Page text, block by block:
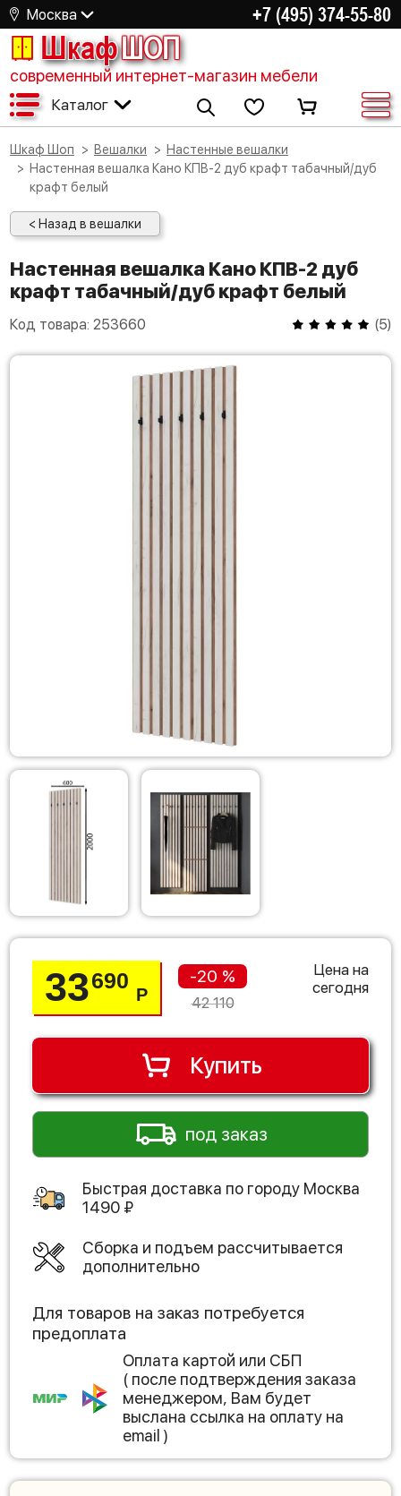
Москва +7 (495) 374-55-80
ШкафШОП
современный интернет-магазин мебели
Каталог
Шкаф Шоп Вешалки
Настенные вешалки
Настенная вешалка Кано КПВ-2 дуб крафт табачный/дуб
крафт белый
< Назад в вешалки
Настенная вешалка Кано КПВ-2 дуб
крафт табачный/дуб крафт белый
Код товара: 253660 (5)
33690
Р
-20 %
42 110
Цена на
сегодня
Купить
под заказ
Быстрая доставка по городу Москва
1490 ₽
Сборка и подъем рассчитывается
дополнительно
Для товаров на заказ потребуется
предоплата
Оплата картой или СБП
( после подтверждения заказа
менеджером, Вам будет
выслана ссылка на оплату на
email )